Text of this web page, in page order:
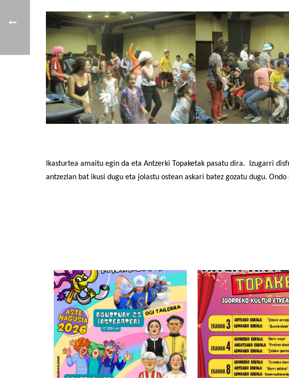
Ikasturtea amaitu egin da eta Antzerki Topaketak pasatu dira. Izugarri
antzezlan bat ikusi dugu eta jolastu ostean askari batez gozatu dugu.